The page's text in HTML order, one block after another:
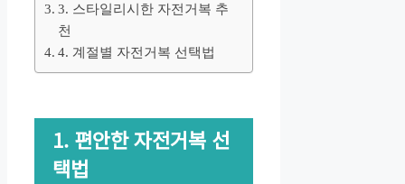
3. 스타일리시한 자전거복 추
천
4. 계절별 자전거복 선택법
1. 편안한 자전거복 선
택법